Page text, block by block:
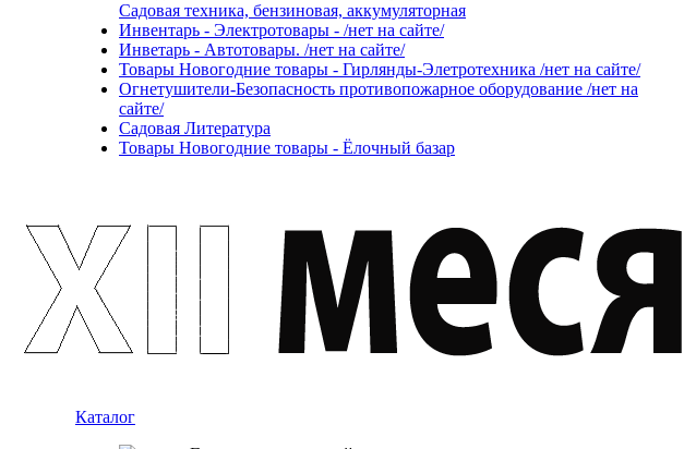
Садовая техника, бензиновая, аккумуляторная
Инвентарь - Электротовары - /нет на сайте/
Инветарь - Автотовары. /нет на сайте/
Товары Новогодние товары - Гирлянды-Элетротехника /нет на сайте/
Огнетушители-Безопасность противопожарное оборудование /нет на
сайте/
Садовая Литература
Товары Новогодние товары - Ёлочный базар
Каталог